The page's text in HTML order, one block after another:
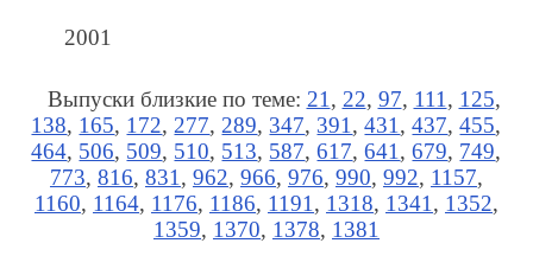
2001
Выпуски близкие по теме: 21, 22, 97, 111, 125,
138, 165, 172,277,289, 347, 391,431,437,455,
464, 506, 509, 510, 513, 587,617,641,679, 749,
773, 816, 831, 962, 966, 976, 990, 992, 1157,
1160, 1164, 1176, 1186, 1191, 1318, 1341, 1352,
1359, 1370, 1378, 1381